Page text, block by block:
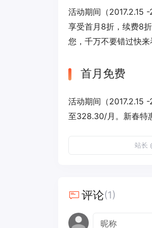
活动期间（2017.2.15
享受首月8折，续费8
您，千万不要错过快来
首月免费
活动期间（2017.2.15
至328.30/月。新春特
站长
评论(1)